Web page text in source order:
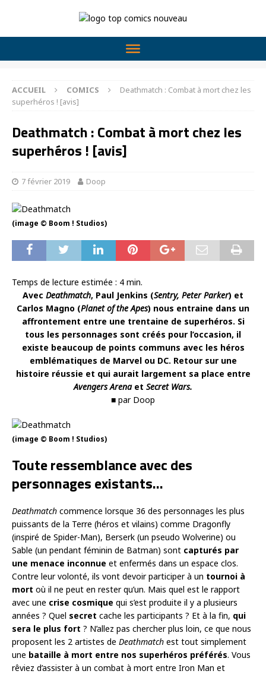
ACCUEIL COMICS
Deathmatch : Combat à mort chez les
superhéros ! [avis]
Deathmatch : Combat à mort chez les
superhéros ! [avis]
7 février 2019 Doop
(image © Boom ! Studios)
Temps de lecture estimée : 4 min.
Avec Deathmatch, Paul Jenkins (Sentry, Peter Parker) et
Carlos Magno (Planet of the Apes) nous entraine dans un
affrontement entre une trentaine de superhéros. Si
tous les personnages sont créés pour l’occasion, il
existe beaucoup de points communs avec les héros
emblématiques de Marvel ou DC. Retour sur une
histoire réussie et qui aurait largement sa place entre
Avengers Arena et Secret Wars.
■ par Doop
(image © Boom ! Studios)
Toute ressemblance avec des
personnages existants…
Deathmatch commence lorsque 36 des personnages les plus
puissants de la Terre (héros et vilains) comme Dragonfly
(inspiré de Spider-Man), Berserk (un pseudo Wolverine) ou
Sable (un pendant féminin de Batman) sont capturés par
une menace inconnue et enfermés dans un espace clos.
Contre leur volonté, ils vont devoir participer à un tournoi à
mort où il ne peut en rester qu’un. Mais quel est le rapport
avec une crise cosmique qui s’est produite il y a plusieurs
années ? Quel secret cache les participants ? Et à la fin, qui
sera le plus fort ? N’allez pas chercher plus loin, ce que nous
proposent les 2 artistes de Deathmatch est tout simplement
une bataille à mort entre nos superhéros préférés. Vous
rêviez d’assister à un combat à mort entre Iron Man et